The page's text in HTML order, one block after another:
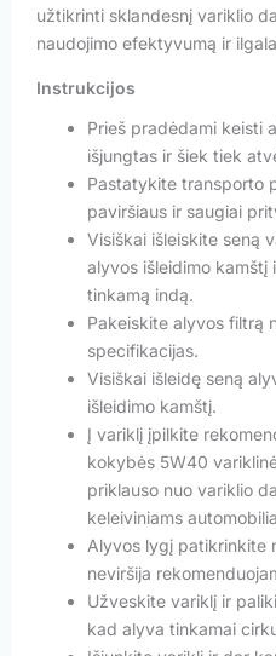
užtikrinti sklandesnį variklio
naudojimo efektyvumą ir
Instrukcijos
Prieš pradėdami keisti
išjungtas ir šiek tiek
Pastatykite transporto
paviršiaus ir saugiai
Visiškai išleiskite seną
alyvos išleidimo kamštį
tinkamą indą.
Pakeiskite alyvos filtrą
specifikacijas.
Visiškai išleidę seną
išleidimo kamštį.
Į variklį įpilkite
kokybės 5W40
priklauso nuo variklio
keleiviniams
Alyvos lygį patikrinkite
neviršija
Užveskite variklį ir
kad alyva tinkamai